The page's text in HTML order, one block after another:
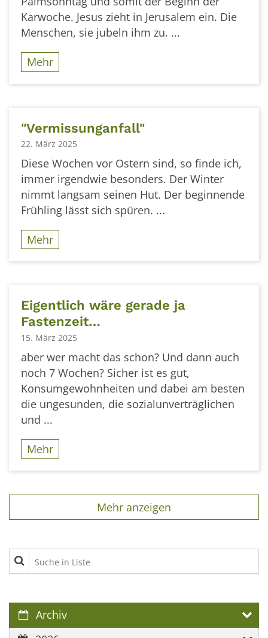
Karwoche. Jesus zieht in Jerusalem ein. Die
Menschen, sie jubeln ihm zu. ...
Mehr
"Vermissunganfall"
22. März 2025
Diese Wochen vor Ostern sind, so finde ich,
immer irgendwie besonders. Der Winter
nimmt langsam seinen Hut. Der beginnende
Frühling lässt sich spüren. ...
Mehr
Eigentlich wäre gerade ja
Fastenzeit…
15. März 2025
aber wer macht das schon? Und dann auch
noch 7 Wochen? Sicher ist es gut,
Konsumgewohnheiten und dabei am besten
die ungesunden, die sozialunverträglichen
und ...
Mehr
Mehr anzeigen
Suche in Liste
Archiv